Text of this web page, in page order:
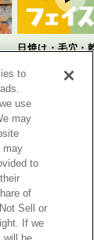
日焼け・毛穴・
ク図鑑
2026年7月17日
ビューティー, ライ
三番街
グルメ
to
use
may
may
to
of
Sell or
If we